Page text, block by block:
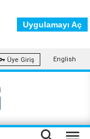
Üye Giriş English
Uygulamayı Aç